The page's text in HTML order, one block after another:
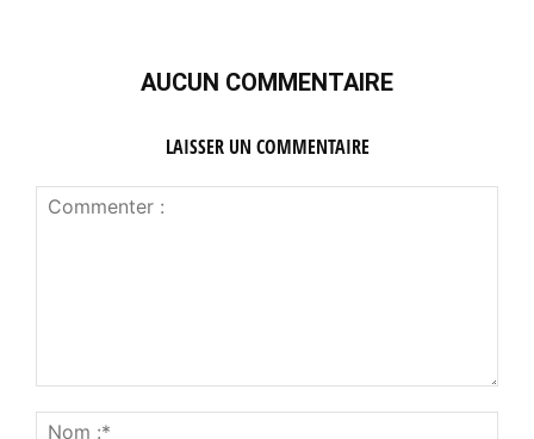
AUCUN COMMENTAIRE
LAISSER UN COMMENTAIRE